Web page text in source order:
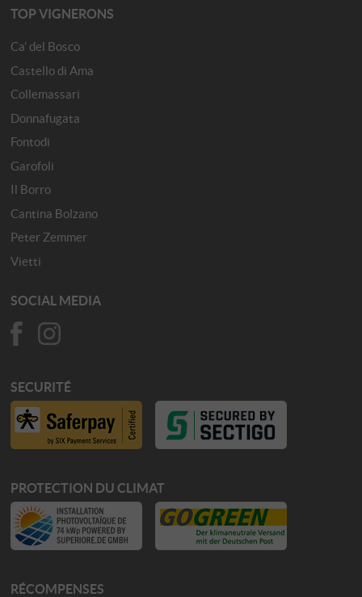
TOP VIGNERONS
Ca' del Bosco
Castello di Ama
Collemassari
Donnafugata
Fontodi
Garofoli
Il Borro
Cantina Bolzano
Peter Zemmer
Vietti
SOCIAL MEDIA
SECURITÉ
PROTECTION DU CLIMAT
RÉCOMPENSES